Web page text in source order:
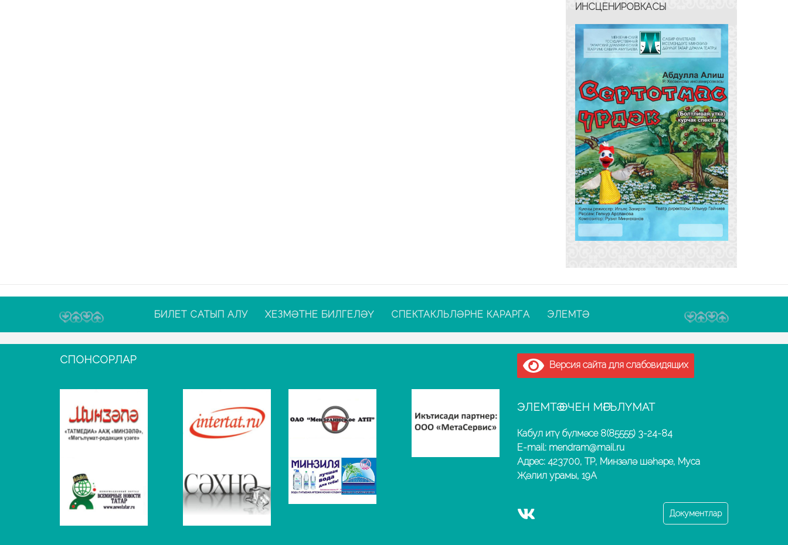
ИНСЦЕНИРОВКАСЫ
БИЛЕТ САТЫП АЛУ ХЕЗМӘТНЕ БИЛГЕЛӘҮ СПЕКТАКЛЬЛӘРНЕ КАРАРГА ЭЛЕМТӘ
СПОНСОРЛАР Версия сайта для слабовидящих
ЭЛЕМТӘ ӨЧЕН МӘГЪЛҮМАТ
Кабул итү бүлмәсе 8(85555) 3-24-84
E-mail: mendram@mail.ru
Адрес: 423700, ТР, Минзәлә шәһәре, Муса
Җәлил урамы, 19А
Документлар